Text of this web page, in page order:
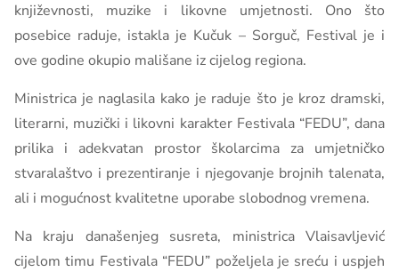
književnosti, muzike i likovne umjetnosti. Ono što
posebice raduje, istakla je Kučuk – Sorguč, Festival je i
ove godine okupio mališane iz cijelog regiona.
Ministrica je naglasila kako je raduje što je kroz dramski,
literarni, muzički i likovni karakter Festivala “FEDU”, dana
prilika i adekvatan prostor školarcima za umjetničko
stvaralaštvo i prezentiranje i njegovanje brojnih talenata,
ali i mogućnost kvalitetne uporabe slobodnog vremena.
Na kraju današenjeg susreta, ministrica Vlaisavljević
cijelom timu Festivala “FEDU” poželjela je sreću i uspjeh